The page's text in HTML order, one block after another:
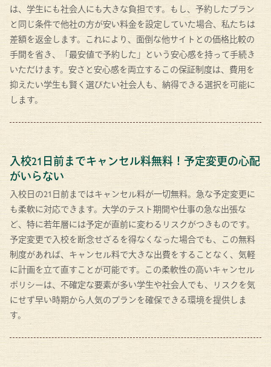
は、学生にも社会人にも大きな負担です。もし、予約したプラン
と同じ条件で他社の方が安い料金を設定していた場合、私たちは
差額を返金します。これにより、面倒な他サイトとの価格比較の
手間を省き、「最安値で予約した」という安心感を持って手続き
いただけます。安さと安心感を両立するこの保証制度は、費用を
抑えたい学生も賢く選びたい社会人も、納得できる選択を可能に
します。
入校21日前までキャンセル料無料！予定変更の心配
がいらない
入校日の21日前まではキャンセル料が一切無料。急な予定変更に
も柔軟に対応できます。大学のテスト期間や仕事の急な出張な
ど、特に若年層には予定が直前に変わるリスクがつきものです。
予定変更で入校を断念せざるを得なくなった場合でも、この無料
制度があれば、キャンセル料で大きな出費をすることなく、気軽
に計画を立て直すことが可能です。この柔軟性の高いキャンセル
ポリシーは、不確定な要素が多い学生や社会人でも、リスクを気
にせず早い時期から人気のプランを確保できる環境を提供しま
す。